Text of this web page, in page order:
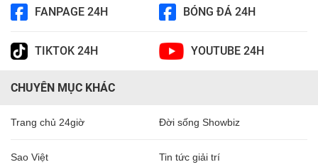
FANPAGE 24H BÓNG ĐÁ 24H
TIKTOK 24H YOUTUBE 24H
CHUYÊN MỤC KHÁC
Trang chủ 24giờ Đời sống Showbiz
Sao Việt Tin tức giải trí